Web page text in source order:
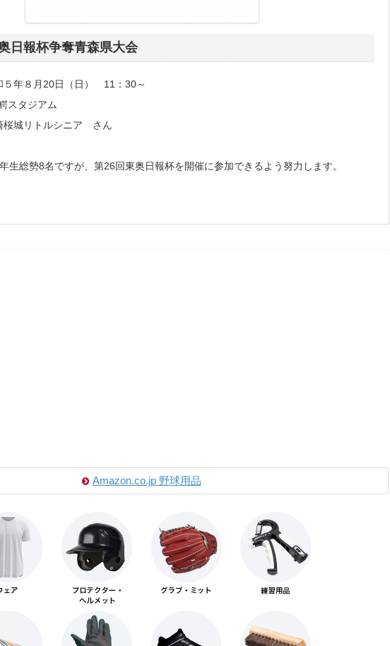
日報杯争奪青森県大会
年８月20日（日） 11：30～
アム
城リトルシニア さん
生総勢8名ですが、第26回東奥日報杯を開催に参加できるよう努力します。
Amazon.co.jp 野球用品